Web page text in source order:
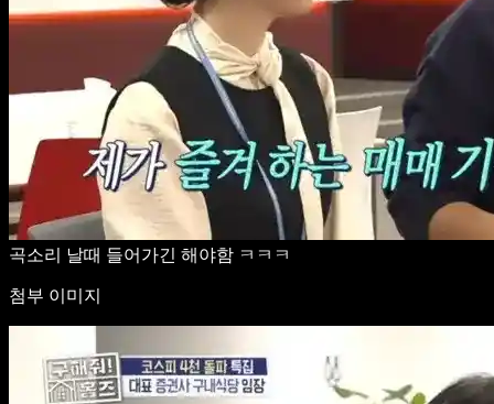
곡소리 날때 들어가긴 해야함 ㅋㅋㅋ
첨부 이미지